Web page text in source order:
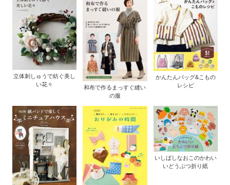
立体刺しゅうで紡ぐ美し
い花々
和布で作るまっすぐ縫い
の服
かんたんバッグ&こもの
レシピ
いしばしなおこのかわい
いどうぶつ折り紙